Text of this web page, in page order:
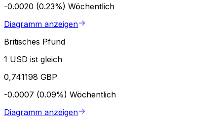
-0.0020 (0.23%) Wöchentlich
Diagramm anzeigen
Britisches Pfund
1 USD ist gleich
0,741198 GBP
-0.0007 (0.09%) Wöchentlich
Diagramm anzeigen